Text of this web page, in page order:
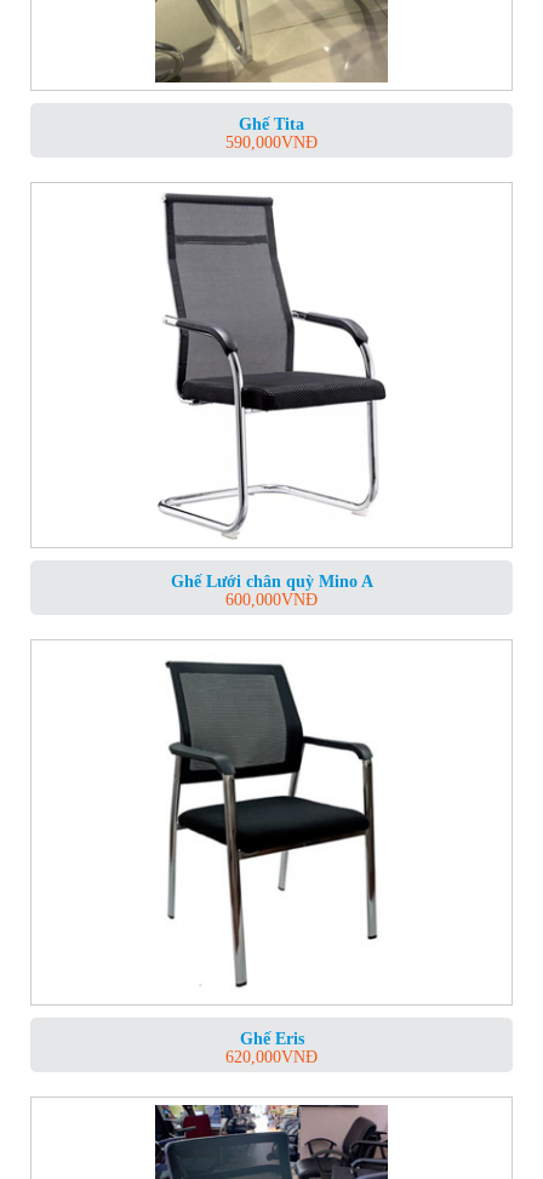
Ghế Tita
590,000VNĐ
Ghế Lưới chân quỳ Mino A
600,000VNĐ
Ghế Eris
620,000VNĐ